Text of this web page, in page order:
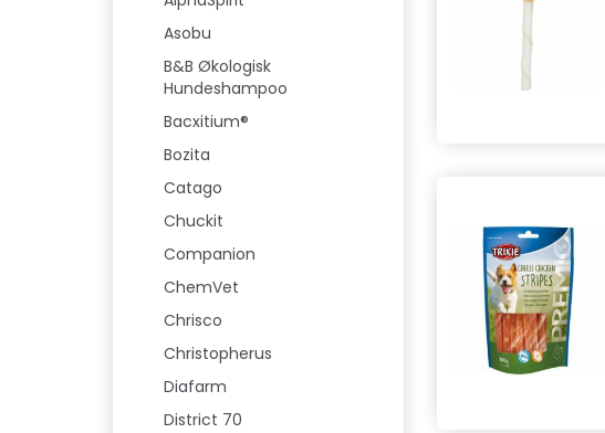
Asobu
B&B Økologisk
Hundeshampoo
Bacxitium®
Bozita
Catago
Chuckit
Companion
ChemVet
Chrisco
Christopherus
Diafarm
District 70